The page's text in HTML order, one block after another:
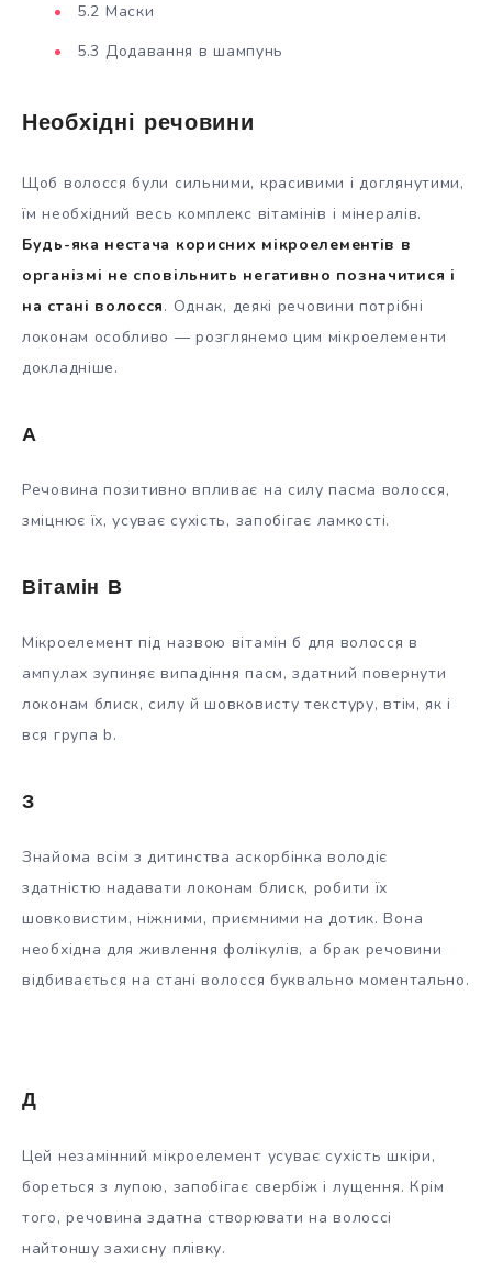
5.2 Маски
5.3 Додавання в шампунь
Необхідні речовини
Щоб волосся були сильними, красивими і доглянутими,
їм необхідний весь комплекс вітамінів і мінералів.
Будь-яка нестача корисних мікроелементів в
організмі не сповільнить негативно позначитися і
на стані волосся. Однак, деякі речовини потрібні
локонам особливо — розглянемо цим мікроелементи
докладніше.
А
Речовина позитивно впливає на силу пасма волосся,
зміцнює їх, усуває сухість, запобігає ламкості.
Вітамін В
Мікроелемент під назвою вітамін б для волосся в
ампулах зупиняє випадіння пасм, здатний повернути
локонам блиск, силу й шовковисту текстуру, втім, як і
вся група b.
З
Знайома всім з дитинства аскорбінка володіє
здатністю надавати локонам блиск, робити їх
шовковистим, ніжними, приємними на дотик. Вона
необхідна для живлення фолікулів, а брак речовини
відбивається на стані волосся буквально моментально.
Д
Цей незамінний мікроелемент усуває сухість шкіри,
бореться з лупою, запобігає свербіж і лущення. Крім
того, речовина здатна створювати на волоссі
найтоншу захисну плівку.